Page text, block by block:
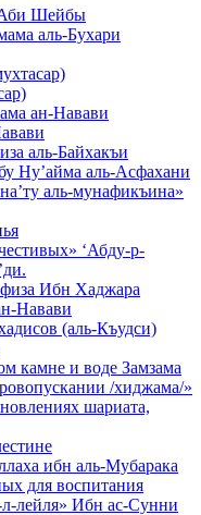
Шейбы
аль-Бухари
ан-Навави
аль-Байхакъи
Ну’айма аль-Асфахани
аль-мунафикъина»
‘Абду-р-
Ибн Хаджара
Навави
(аль-Къудси)
камне и воде Замзама
/хиджама/»
шариата,
ибн аль-Мубарака
для воспитания
лейля» Ибн ас-Сунни